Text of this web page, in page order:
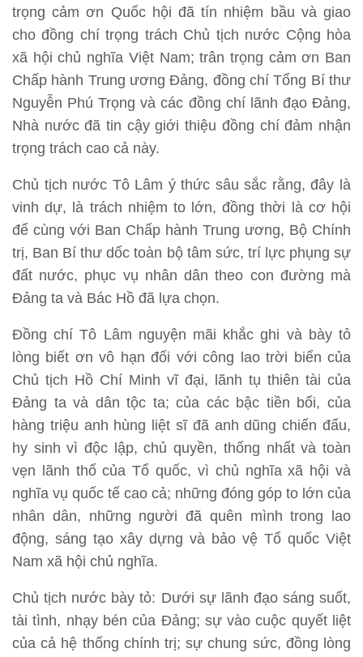
trọng cảm ơn Quốc hội đã tín nhiệm bầu và giao
cho đồng chí trọng trách Chủ tịch nước Cộng hòa
xã hội chủ nghĩa Việt Nam; trân trọng cảm ơn Ban
Chấp hành Trung ương Đảng, đồng chí Tổng Bí thư
Nguyễn Phú Trọng và các đồng chí lãnh đạo Đảng,
Nhà nước đã tin cậy giới thiệu đồng chí đảm nhận
trọng trách cao cả này.
Chủ tịch nước Tô Lâm ý thức sâu sắc rằng, đây là
vinh dự, là trách nhiệm to lớn, đồng thời là cơ hội
để cùng với Ban Chấp hành Trung ương, Bộ Chính
trị, Ban Bí thư dốc toàn bộ tâm sức, trí lực phụng sự
đất nước, phục vụ nhân dân theo con đường mà
Đảng ta và Bác Hồ đã lựa chọn.
Đồng chí Tô Lâm nguyện mãi khắc ghi và bày tỏ
lòng biết ơn vô hạn đối với công lao trời biển của
Chủ tịch Hồ Chí Minh vĩ đại, lãnh tụ thiên tài của
Đảng ta và dân tộc ta; của các bậc tiền bối, của
hàng triệu anh hùng liệt sĩ đã anh dũng chiến đấu,
hy sinh vì độc lập, chủ quyền, thống nhất và toàn
vẹn lãnh thổ của Tổ quốc, vì chủ nghĩa xã hội và
nghĩa vụ quốc tế cao cả; những đóng góp to lớn của
nhân dân, những người đã quên mình trong lao
động, sáng tạo xây dựng và bảo vệ Tổ quốc Việt
Nam xã hội chủ nghĩa.
Chủ tịch nước bày tỏ: Dưới sự lãnh đạo sáng suốt,
tài tình, nhạy bén của Đảng; sự vào cuộc quyết liệt
của cả hệ thống chính trị; sự chung sức, đồng lòng